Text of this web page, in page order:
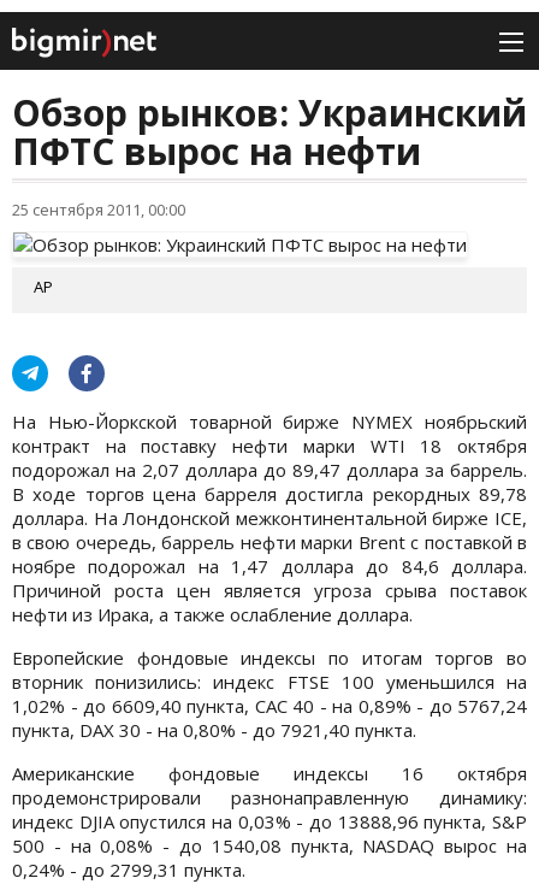
Обзор рынков: Украинский
ПФТС вырос на нефти
25 сентября 2011, 00:00
АР
На Нью-Йоркской товарной бирже NYMEX ноябрьский
контракт на поставку нефти марки WTI 18 октября
подорожал на 2,07 доллара до 89,47 доллара за баррель.
В ходе торгов цена барреля достигла рекордных 89,78
доллара. На Лондонской межконтинентальной бирже ICE,
в свою очередь, баррель нефти марки Brent с поставкой в
ноябре подорожал на 1,47 доллара до 84,6 доллара.
Причиной роста цен является угроза срыва поставок
нефти из Ирака, а также ослабление доллара.
Европейские фондовые индексы по итогам торгов во
вторник понизились: индекс FTSE 100 уменьшился на
1,02% - до 6609,40 пункта, CAC 40 - на 0,89% - до 5767,24
пункта, DAX 30 - на 0,80% - до 7921,40 пункта.
Американские фондовые индексы 16 октября
продемонстрировали разнонаправленную динамику:
индекс DJIA опустился на 0,03% - до 13888,96 пункта, S&P
500 - на 0,08% - до 1540,08 пункта, NASDAQ вырос на
0,24% - до 2799,31 пункта.